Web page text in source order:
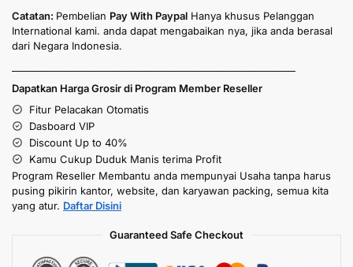
Catatan: Pembelian Pay With Paypal Hanya khusus Pelanggan
International kami. anda dapat mengabaikan nya, jika anda berasal
dari Negara Indonesia.
Dapatkan Harga Grosir di Program Member Reseller
Fitur Pelacakan Otomatis
Dasboard VIP
Discount Up to 40%
Kamu Cukup Duduk Manis terima Profit
Program Reseller Membantu anda mempunyai Usaha tanpa harus
pusing pikirin kantor, website, dan karyawan packing, semua kita
yang atur. Daftar Disini
Guaranteed Safe Checkout